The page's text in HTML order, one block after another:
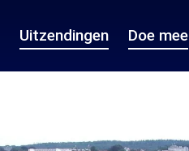
Uitzendingen Doe mee